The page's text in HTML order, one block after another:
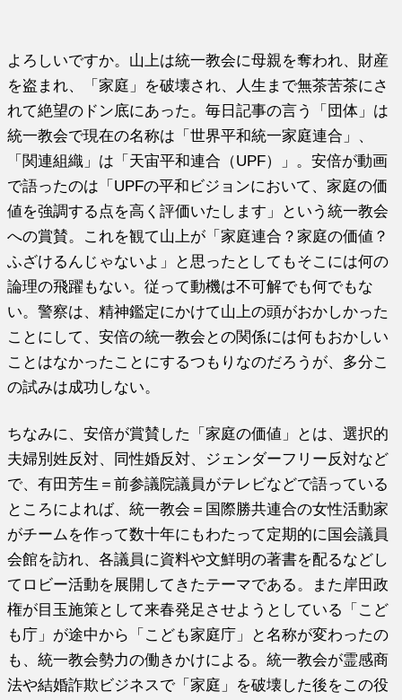
よろしいですか。山上は統一教会に母親を奪われ、財産
を盗まれ、「家庭」を破壊され、人生まで無茶苦茶にさ
れて絶望のドン底にあった。毎日記事の言う「団体」は
統一教会で現在の名称は「世界平和統一家庭連合」、
「関連組織」は「天宙平和連合（UPF）」。安倍が動画
で語ったのは「UPFの平和ビジョンにおいて、家庭の価
値を強調する点を高く評価いたします」という統一教会
への賞賛。これを観て山上が「家庭連合？家庭の価値？
ふざけるんじゃないよ」と思ったとしてもそこには何の
論理の飛躍もない。従って動機は不可解でも何でもな
い。警察は、精神鑑定にかけて山上の頭がおかしかった
ことにして、安倍の統一教会との関係には何もおかしい
ことはなかったことにするつもりなのだろうが、多分こ
の試みは成功しない。
ちなみに、安倍が賞賛した「家庭の価値」とは、選択的
夫婦別姓反対、同性婚反対、ジェンダーフリー反対など
で、有田芳生＝前参議院議員がテレビなどで語っている
ところによれば、統一教会＝国際勝共連合の女性活動家
がチームを作って数十年にもわたって定期的に国会議員
会館を訪れ、各議員に資料や文鮮明の著書を配るなどし
てロビー活動を展開してきたテーマである。また岸田政
権が目玉施策として来春発足させようとしている「こど
も庁」が途中から「こども家庭庁」と名称が変わったの
も、統一教会勢力の働きかけによる。統一教会が霊感商
法や結婚詐欺ビジネスで「家庭」を破壊した後をこの役